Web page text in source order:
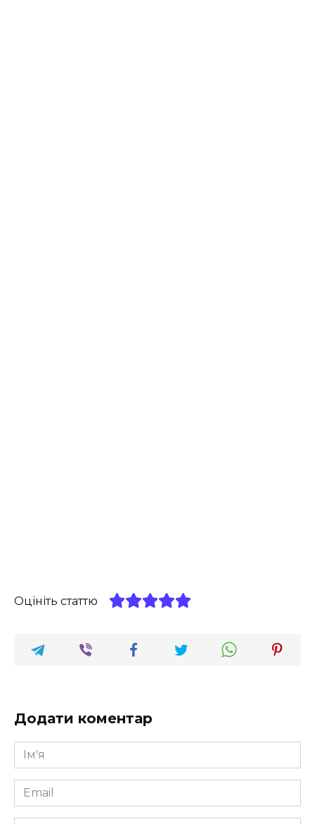
Оцініть статтю
Додати коментар
Ім'я
*
Email
*